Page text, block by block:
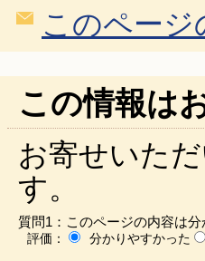
このペー
この情報は
お寄せいた
す。
質問1：このページの内容は
評価： 分かりやすかった